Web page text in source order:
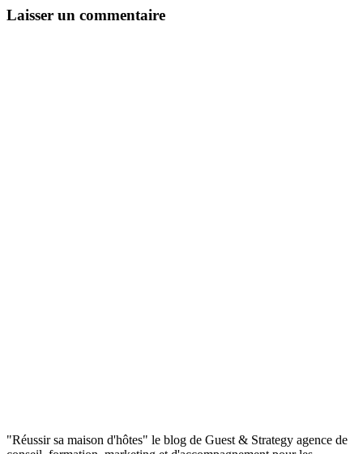
Laisser un commentaire
"Réussir sa maison d'hôtes" le blog de Guest & Strategy agence de